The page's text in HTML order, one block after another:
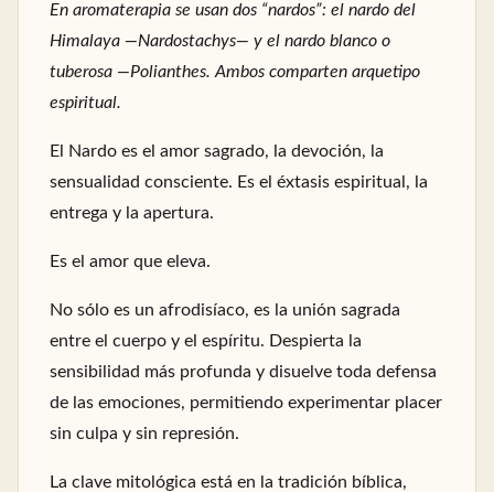
En aromaterapia se usan dos “nardos”: el nardo del
Himalaya —Nardostachys— y el nardo blanco o
tuberosa —Polianthes. Ambos comparten arquetipo
espiritual.
El Nardo es el amor sagrado, la devoción, la
sensualidad consciente. Es el éxtasis espiritual, la
entrega y la apertura.
Es el amor que eleva.
No sólo es un afrodisíaco, es la unión sagrada
entre el cuerpo y el espíritu. Despierta la
sensibilidad más profunda y disuelve toda defensa
de las emociones, permitiendo experimentar placer
sin culpa y sin represión.
La clave mitológica está en la tradición bíblica,